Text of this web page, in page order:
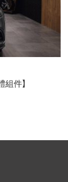
件】